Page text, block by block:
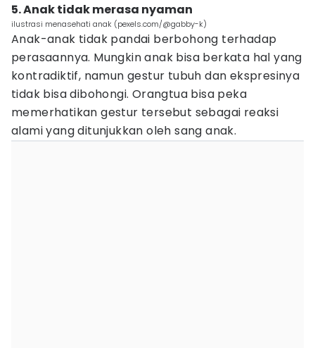
5. Anak tidak merasa nyaman
ilustrasi menasehati anak (pexels.com/@gabby-k)
Anak-anak tidak pandai berbohong terhadap
perasaannya. Mungkin anak bisa berkata hal yang
kontradiktif, namun gestur tubuh dan ekspresinya
tidak bisa dibohongi. Orangtua bisa peka
memerhatikan gestur tersebut sebagai reaksi
alami yang ditunjukkan oleh sang anak.